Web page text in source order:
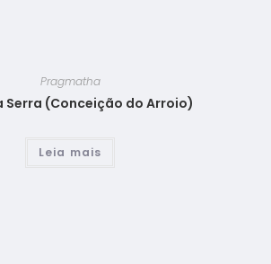
Pragmatha
Serra (Conceição do Arroio)
Leia mais